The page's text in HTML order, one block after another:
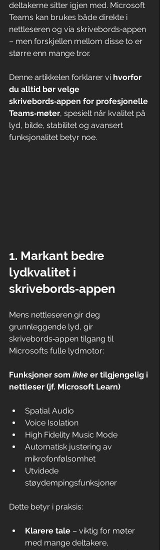
deltakerne sitter igjen med. Microsoft
Teams kan brukes både direkte i
nettleseren og via skrivebords‑appen
– men forskjellen mellom disse to er
større enn mange tror.
Denne artikkelen forklarer vi hvorfor
du alltid bør velge
skrivebords‑appen for profesjonelle
Teams‑møter, spesielt når kvalitet på
lyd, bilde, stabilitet og avansert
funksjonalitet betyr noe.
1. Markant bedre
lydkvalitet i
skrivebords‑appen
Mens nettleseren gir deg
grunnleggende lyd, gir
skrivebords‑appen tilgang til
Microsofts fulle lydmotor:
Funksjoner som ikke er tilgjengelig i
nettleser (jf. Microsoft Learn)
Spatial Audio
Voice Isolation
High Fidelity Music Mode
Automatisk justering av
mikrofonfølsomhet
Utvidede
støydempingsfunksjoner
Dette betyr i praksis:
Klarere tale – viktig for møter
med mange deltakere,